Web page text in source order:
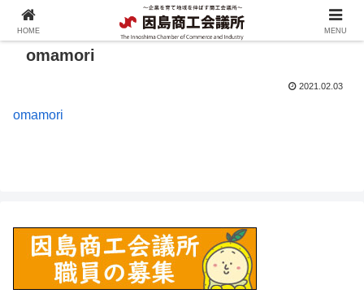
omamori
2021.02.03
omamori
HOME MENU